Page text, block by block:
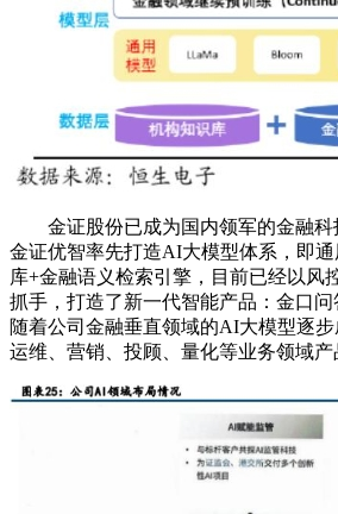
金证股份已成为国内领军的金融科
金证优智率先打造AI大模型体系，即
库+金融语义检索引擎，目前已经以风
抓手，打造了新一代智能产品：金口
随着公司金融垂直领域的AI大模型逐步
运维、营销、投顾、量化等业务领域产